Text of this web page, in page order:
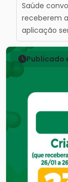
Saúde
receberem
aplicação
Publicado